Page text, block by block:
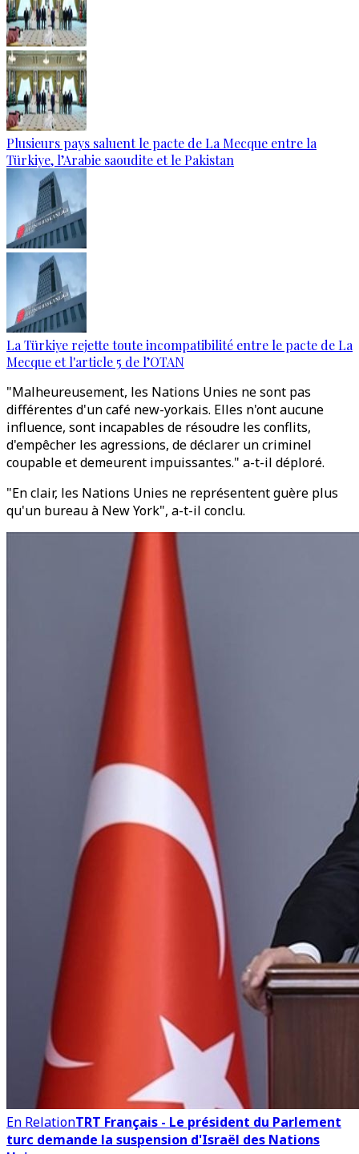
Plusieurs pays saluent le pacte de La Mecque entre la
Türkiye, l’Arabie saoudite et le Pakistan
La Türkiye rejette toute incompatibilité entre le pacte de La
Mecque et l'article 5 de l’OTAN
"Malheureusement, les Nations Unies ne sont pas
différentes d'un café new-yorkais. Elles n'ont aucune
influence, sont incapables de résoudre les conflits,
d'empêcher les agressions, de déclarer un criminel
coupable et demeurent impuissantes." a-t-il déploré.
"En clair, les Nations Unies ne représentent guère plus
qu'un bureau à New York", a-t-il conclu.
En RelationTRT Français - Le président du Parlement
turc demande la suspension d'Israël des Nations